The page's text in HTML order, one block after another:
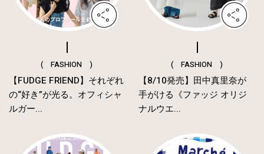
( FASHION )
【FUDGE FRIEND】それぞれ
の“好き”が光る。オフィシャ
ルガー...
( FASHION )
【8/10発売】田中真里奈が
手がける《ファッジ オリジ
ナルウエ...